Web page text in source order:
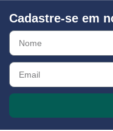
Cadastre-se em